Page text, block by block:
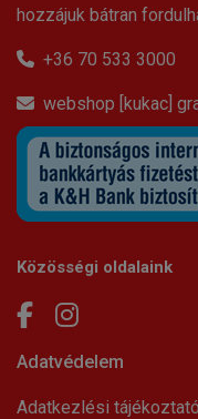
hozzájuk bátran
+36 70 533 3000
webshop [kukac]
Közösségi oldalaink
Adatvédelem
Adatkezlési tájékoztató